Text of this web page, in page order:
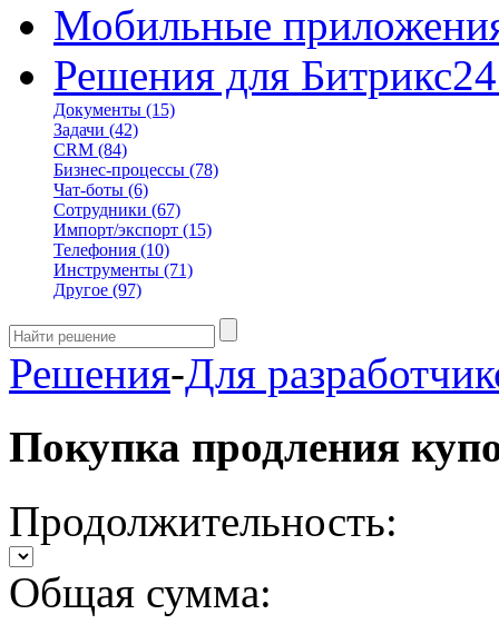
Мобильные
Решения для Битрикс24
Документы (15)
Задачи (42)
CRM (84)
Бизнес-процессы (78)
Чат-боты (6)
Сотрудники (67)
Импорт/экспорт (15)
Телефония (10)
Инструменты (71)
Другое (97)
Решения-Для
Покупка продления
Продолжительность:
Общая сумма: